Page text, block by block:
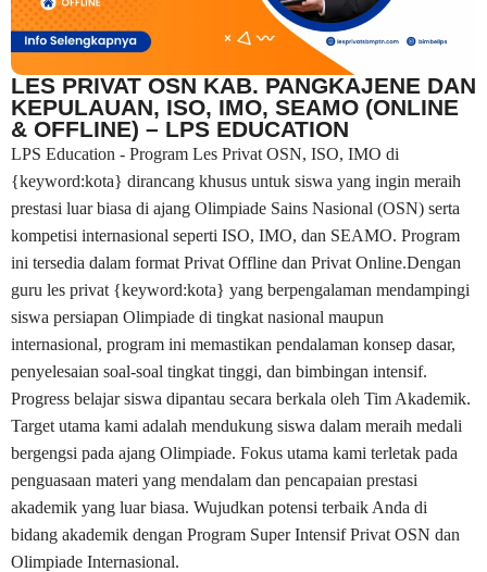
LES PRIVAT OSN KAB. PANGKAJENE DAN
KEPULAUAN, ISO, IMO, SEAMO (ONLINE
& OFFLINE) – LPS EDUCATION
LPS Education - Program Les Privat OSN, ISO, IMO di
{keyword:kota} dirancang khusus untuk siswa yang ingin meraih
prestasi luar biasa di ajang Olimpiade Sains Nasional (OSN) serta
kompetisi internasional seperti ISO, IMO, dan SEAMO. Program
ini tersedia dalam format Privat Offline dan Privat Online.Dengan
guru les privat {keyword:kota} yang berpengalaman mendampingi
siswa persiapan Olimpiade di tingkat nasional maupun
internasional, program ini memastikan pendalaman konsep dasar,
penyelesaian soal-soal tingkat tinggi, dan bimbingan intensif.
Progress belajar siswa dipantau secara berkala oleh Tim Akademik.
Target utama kami adalah mendukung siswa dalam meraih medali
bergengsi pada ajang Olimpiade. Fokus utama kami terletak pada
penguasaan materi yang mendalam dan pencapaian prestasi
akademik yang luar biasa. Wujudkan potensi terbaik Anda di
bidang akademik dengan Program Super Intensif Privat OSN dan
Olimpiade Internasional.